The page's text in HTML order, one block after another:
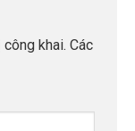
khai. Các